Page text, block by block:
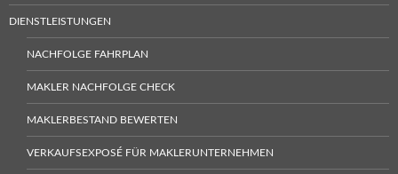
DIENSTLEISTUNGEN
NACHFOLGE FAHRPLAN
MAKLER NACHFOLGE CHECK
MAKLERBESTAND BEWERTEN
VERKAUFSEXPOSÉ FÜR MAKLERUNTERNEHMEN